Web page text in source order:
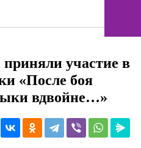
участие в
«После боя
вдвойне…»